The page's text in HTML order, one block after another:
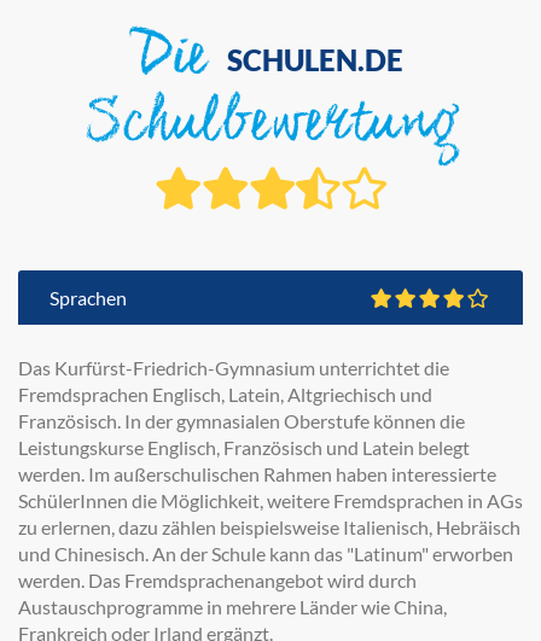
Die SCHULEN.DE
Schulbewertung
Sprachen
Das Kurfürst-Friedrich-Gymnasium unterrichtet die
Fremdsprachen Englisch, Latein, Altgriechisch und
Französisch. In der gymnasialen Oberstufe können die
Leistungskurse Englisch, Französisch und Latein belegt
werden. Im außerschulischen Rahmen haben interessierte
SchülerInnen die Möglichkeit, weitere Fremdsprachen in AGs
zu erlernen, dazu zählen beispielsweise Italienisch, Hebräisch
und Chinesisch. An der Schule kann das "Latinum" erworben
werden. Das Fremdsprachenangebot wird durch
Austauschprogramme in mehrere Länder wie China,
Frankreich oder Irland ergänzt.